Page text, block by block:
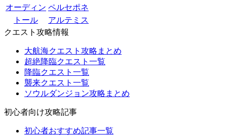
オーディン ペルセポネ
トール
アルテミス
クエスト攻略情報
大航海クエスト攻略まとめ
超絶降臨クエスト一覧
降臨クエスト一覧
襲来クエスト一覧
ソウルダンジョン攻略まとめ
初心者向け攻略記事
初心者おすすめ記事一覧